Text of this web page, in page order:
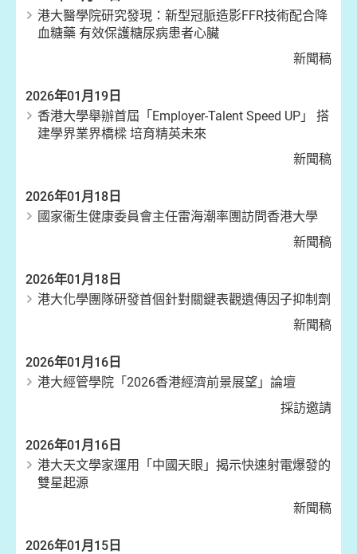
港大醫學院研究發現：新型冠脈造影FFR技術配合降
血糖藥 有效保護糖尿病患者心臟
新聞稿
2026年01月19日
香港大學舉辦首屆「Employer-Talent Speed UP」 搭
建學界業界橋樑 培育精英未來
新聞稿
2026年01月18日
國家衞生健康委員會主任雷海潮率團訪問香港大學
新聞稿
2026年01月18日
港大化學團隊研發首個針對關鍵表觀遺傳因子抑制劑
新聞稿
2026年01月16日
港大經管學院「2026香港經濟前景展望」論壇
採訪邀請
2026年01月16日
港大天文學家運用「中國天眼」揭示快速射電爆發的
雙星起源
新聞稿
2026年01月15日